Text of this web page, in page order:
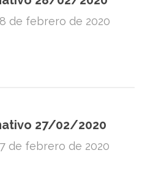
de febrero de 2020
27/02/2020
de febrero de 2020